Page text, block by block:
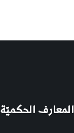
المعارف الحكميّة